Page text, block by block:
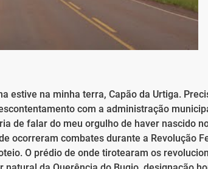
estive na minha terra, Capão da Urtiga.
com a administração
de falar do meu orgulho de haver nascido
ocorreram combates durante a Revolução
O prédio de onde tirotearam os